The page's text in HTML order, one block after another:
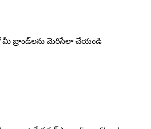
బ్రాండ్‌లను మెరిసేలా చేయండి